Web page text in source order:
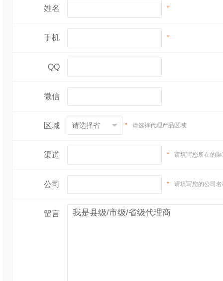
姓名 *
手机 *
QQ
微信
区域 * 请选择代理产品区域
渠道 * 请填写您所在的
公司 * 请填写您的公司
留言